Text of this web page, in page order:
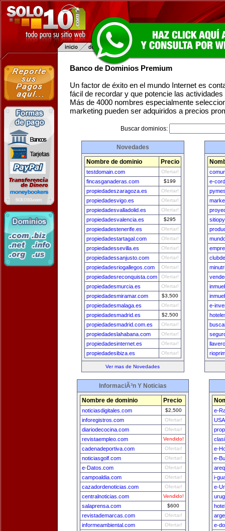
Banco de Dominios Premium
Un factor de éxito en el mundo Internet es
fácil de recordar y que potencie las
Más de 4000 nombres especialmente
marketing pueden ser adquiridos a precios
Buscar dominios:
Novedades
Nombre de dominio Precio
testdomain.com Ofertar!
fincasganaderas.com $199
propiedadeszaragoza.es Ofertar!
propiedadesvigo.es Ofertar!
propiedadesvalladolid.es Ofertar!
propiedadesvalencia.es $295
propiedadestenerife.es Ofertar!
propiedadestartagal.com Ofertar!
propiedadessevilla.es Ofertar!
propiedadessanjusto.com Ofertar!
propiedadesriogallegos.com Ofertar!
propiedadesreconquista.com Ofertar!
propiedadesmurcia.es Ofertar!
propiedadesmiramar.com $3,500
propiedadesmalaga.es Ofertar!
propiedadesmadrid.es $2,500
propiedadesmadrid.com.es Ofertar!
propiedadeslahabana.com Ofertar!
propiedadesinternet.es Ofertar!
propiedadesibiza.es Ofertar!
Ver mas de Novedades
e-
e-
InformaciÃ³n Y Noticias
Nombre de dominio Precio
noticiasdigitales.com $2,500
inforegistros.com Ofertar!
diariodecocina.com Ofertar!
revistaempleo.com Vendido!
cadenadeportiva.com Ofertar!
noticiasgolf.com Ofertar!
e-Datos.com Ofertar!
campoaldia.com Ofertar!
cazadordenoticias.com Ofertar!
centralnoticias.com Vendido!
salaprensa.com $600
revistademarcas.com Ofertar!
informeambiental.com Ofertar!
e-
e-
e-
i-
e-
e-